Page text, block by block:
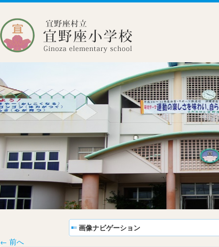
画像ナビゲーション
← 前へ